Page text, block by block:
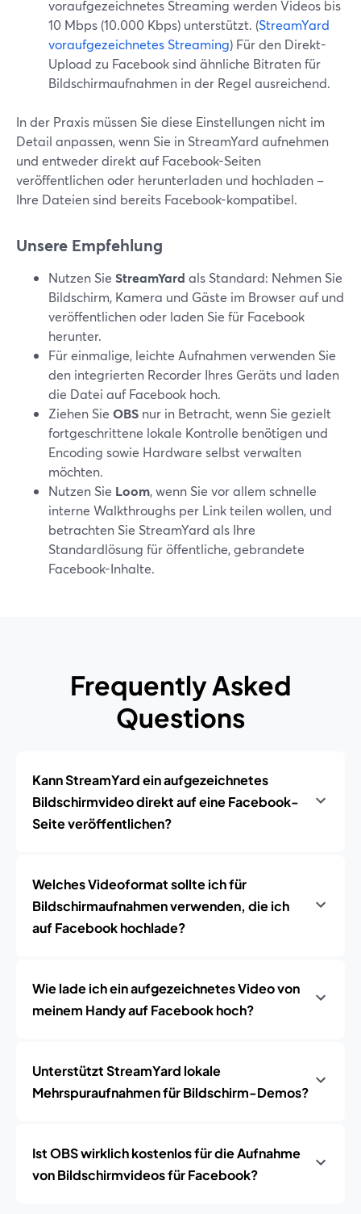
voraufgezeichnetes Streaming werden Videos bis
10 Mbps (10.000 Kbps) unterstützt. (StreamYard
voraufgezeichnetes Streaming) Für den Direkt-
Upload zu Facebook sind ähnliche Bitraten für
Bildschirmaufnahmen in der Regel ausreichend.
In der Praxis müssen Sie diese Einstellungen nicht im
Detail anpassen, wenn Sie in StreamYard aufnehmen
und entweder direkt auf Facebook-Seiten
veröffentlichen oder herunterladen und hochladen –
Ihre Dateien sind bereits Facebook-kompatibel.
Unsere Empfehlung
Nutzen Sie StreamYard als Standard: Nehmen Sie
Bildschirm, Kamera und Gäste im Browser auf und
veröffentlichen oder laden Sie für Facebook
herunter.
Für einmalige, leichte Aufnahmen verwenden Sie
den integrierten Recorder Ihres Geräts und laden
die Datei auf Facebook hoch.
Ziehen Sie OBS nur in Betracht, wenn Sie gezielt
fortgeschrittene lokale Kontrolle benötigen und
Encoding sowie Hardware selbst verwalten
möchten.
Nutzen Sie Loom, wenn Sie vor allem schnelle
interne Walkthroughs per Link teilen wollen, und
betrachten Sie StreamYard als Ihre
Standardlösung für öffentliche, gebrandete
Facebook-Inhalte.
Frequently Asked
Questions
Kann StreamYard ein aufgezeichnetes
Bildschirmvideo direkt auf eine Facebook-
Seite veröffentlichen?
Welches Videoformat sollte ich für
Bildschirmaufnahmen verwenden, die ich
auf Facebook hochlade?
Wie lade ich ein aufgezeichnetes Video von
meinem Handy auf Facebook hoch?
Unterstützt StreamYard lokale
Mehrspuraufnahmen für Bildschirm-Demos?
Ist OBS wirklich kostenlos für die Aufnahme
von Bildschirmvideos für Facebook?